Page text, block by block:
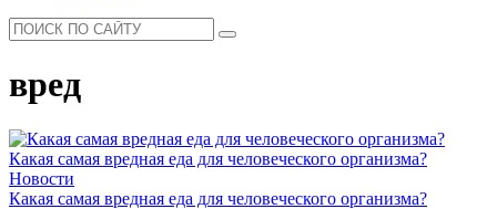
вред
Какая самая вредная еда для человеческого организма?
Новости
Какая самая вредная еда для человеческого организма?